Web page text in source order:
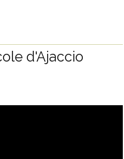
d'Ajaccio